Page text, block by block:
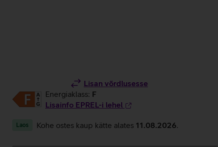
Lisan võrdlusesse
Energiaklass: F
Lisainfo EPREL-i lehel
Laos Kohe ostes kaup kätte alates 11.08.2026